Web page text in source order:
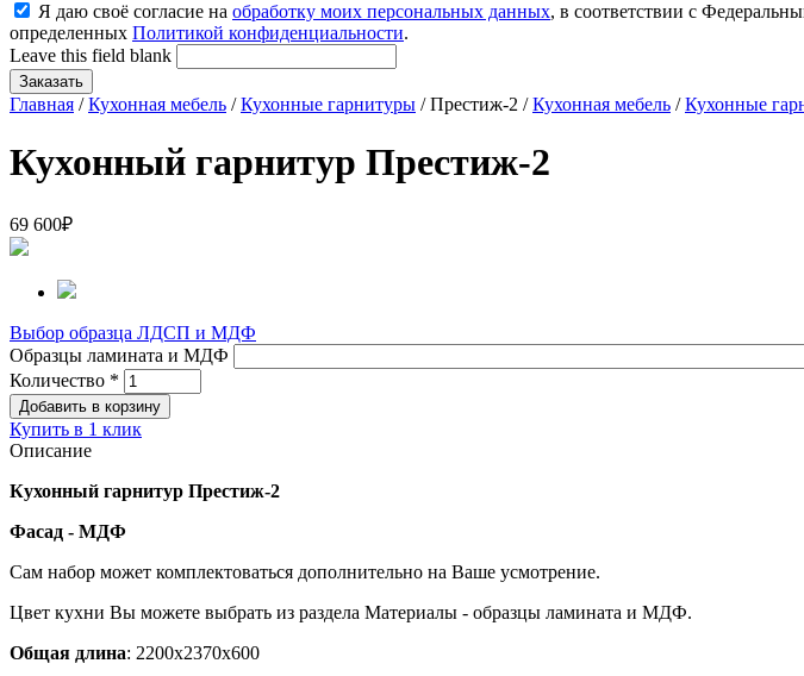
Я даю своё согласие на обработку моих персональных данных, в соответствии с
определенных Политикой конфиденциальности.
Leave this field blank
Главная /Кухонная мебель /Кухонные гарнитуры / Престиж-2 /Кухонная мебель /Кухонные
Кухонный гарнитур Престиж-2
69 600₽
Выбор образца ЛДСП и МДФ
Образцы ламината и МДФ
Количество *
Купить в 1 клик
Описание
Кухонный гарнитур Престиж-2
Фасад - МДФ
Сам набор может комплектоваться дополнительно на Ваше усмотрение.
Цвет кухни Вы можете выбрать из раздела Материалы - образцы ламината и МДФ.
Общая длина: 2200х2370х600